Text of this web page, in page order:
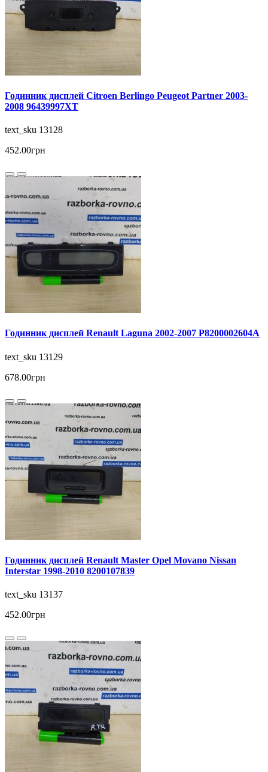
Годинник дисплей Citroen Berlingo Peugeot Partner 2003-
2008 96439997XT
text_sku 13128
452.00грн
Годинник дисплей Renault Laguna 2002-2007 P8200002604A
text_sku 13129
678.00грн
Годинник дисплей Renault Master Opel Movano Nissan
Interstar 1998-2010 8200107839
text_sku 13137
452.00грн